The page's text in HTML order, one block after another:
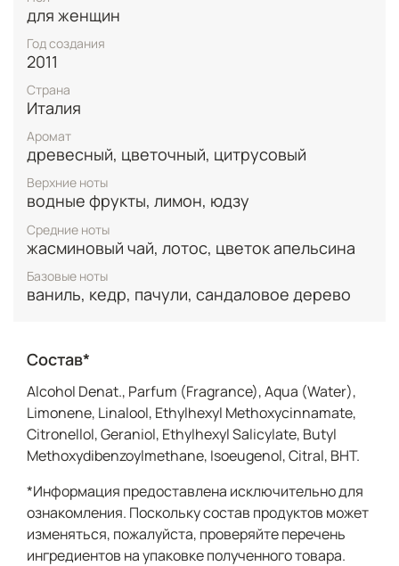
создавая ауру нежной женственности и гармонии.
В базе обволакивает тепло белого пачули, кедра,
сандала и ванили — чувственный, стойкий финал,
оставляющий глубокое, соблазнительное эхо.
Иконический белый флакон с золотыми акцентами
символизирует роскошь и чистоту, подходя для
дневные или вечерние события. Это вечный выбор
для тех, кто ищет люксовый аромат,
подчёркивающий статус и шарм.
для женщин
Год создания
2011
Страна
Италия
Аромат
древесный, цветочный, цитрусовый
Верхние ноты
водные фрукты, лимон, юдзу
Средние ноты
жасминовый чай, лотос, цветок апельсина
Базовые ноты
ваниль, кедр, пачули, сандаловое дерево
Состав*
Alcohol Denat., Parfum (Fragrance), Aqua (Water),
Limonene, Linalool, Ethylhexyl Methoxycinnamate,
Citronellol, Geraniol, Ethylhexyl Salicylate, Butyl
Methoxydibenzoylmethane, Isoeugenol, Citral, BHT.
*Информация предоставлена исключительно для
ознакомления. Поскольку состав продуктов может
изменяться, пожалуйста, проверяйте перечень
ингредиентов на упаковке полученного товара.